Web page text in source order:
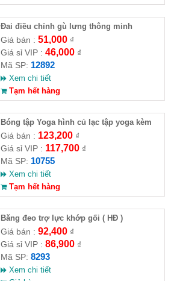
Đai điều chỉnh gù lưng thông minh
Giá bán : 51,000₫
Giá sỉ VIP : 46,000₫
Mã SP: 12892
Xem chi tiết
Tạm hết hàng
Bóng tập Yoga hình củ lạc tập yoga kèm
bơm ( HĐ )
Giá bán : 123,200₫
Giá sỉ VIP : 117,700₫
Mã SP: 10755
Xem chi tiết
Tạm hết hàng
Băng đeo trợ lực khớp gối ( HĐ )
Giá bán : 92,400₫
Giá sỉ VIP : 86,900₫
Mã SP: 8293
Xem chi tiết